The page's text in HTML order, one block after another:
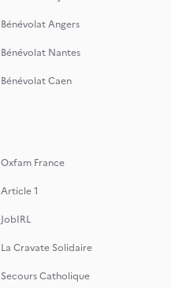
Bénévolat Angers
Bénévolat Nantes
Bénévolat Caen
Oxfam France
Article 1
JobIRL
La Cravate Solidaire
Secours Catholique